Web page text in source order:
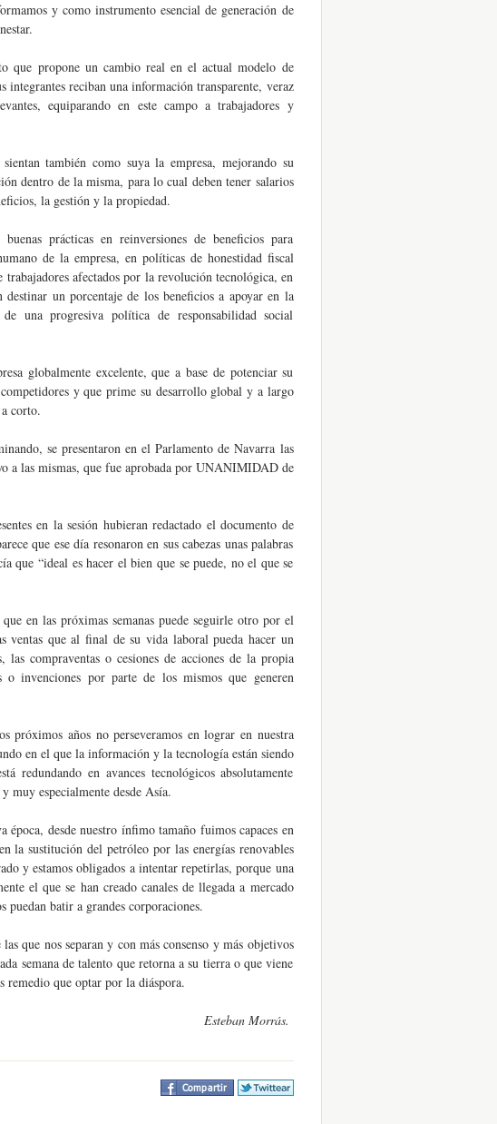
y como instrumento esencial de generación de
que propone un cambio real en el actual modelo de
integrantes reciban una información transparente, veraz
equiparando en este campo a trabajadores y
también como suya la empresa, mejorando su
dentro de la misma, para lo cual deben tener salarios
la gestión y la propiedad.
prácticas en reinversiones de beneficios para
de la empresa, en políticas de honestidad fiscal
trabajadores afectados por la revolución tecnológica, en
un porcentaje de los beneficios a apoyar en la
una progresiva política de responsabilidad social
globalmente excelente, que a base de potenciar su
y que prime su desarrollo global y a largo
corto.
se presentaron en el Parlamento de Navarra las
a las mismas, que fue aprobada por UNANIMIDAD de
en la sesión hubieran redactado el documento de
que ese día resonaron en sus cabezas unas palabras
que “ideal es hacer el bien que se puede, no el que se
en las próximas semanas puede seguirle otro por el
ventas que al final de su vida laboral pueda hacer un
compraventas o cesiones de acciones de la propia
o invenciones por parte de los mismos que generen
próximos años no perseveramos en lograr en nuestra
en el que la información y la tecnología están siendo
redundando en avances tecnológicos absolutamente
muy especialmente desde Asía.
desde nuestro ínfimo tamaño fuimos capaces en
la sustitución del petróleo por las energías renovables
y estamos obligados a intentar repetirlas, porque una
el que se han creado canales de llegada a mercado
puedan batir a grandes corporaciones.
que nos separan y con más consenso y más objetivos
semana de talento que retorna a su tierra o que viene
remedio que optar por la diáspora.
Esteban Morrás.